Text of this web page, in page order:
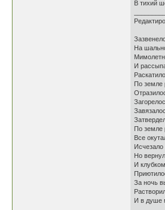
В тихий
На
И
По земле
По земле
Все
Исчезало
Но
И
За ночь
И в душе